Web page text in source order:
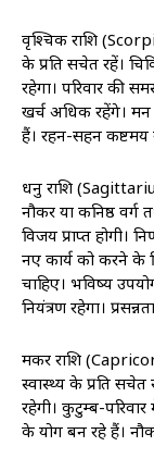
वृश्चिक राशि
के प्रति सचेत रहें।
रहेगा। परिवार की
खर्च अधिक रहेंगे। मन
हैं। रहन-सहन कष्टमय
धनु राशि
नौकर या कनिष्ठ वर्ग
विजय प्राप्त होगी।
नए कार्य को करने के
चाहिए। भविष्य
नियंत्रण रहेगा।
मकर राशि
स्वास्थ्‍य के प्रति सचेत
रहेगी। कुटुम्ब-परिवार
के योग बन रहे हैं।